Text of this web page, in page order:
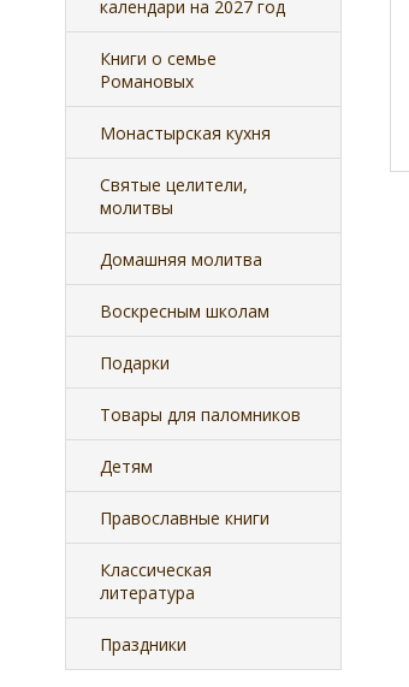
календари на 2027 год
Книги о семье
Романовых
Монастырская кухня
Святые целители,
молитвы
Домашняя молитва
Воскресным школам
Подарки
Товары для паломников
Детям
Православные книги
Классическая
литература
Праздники